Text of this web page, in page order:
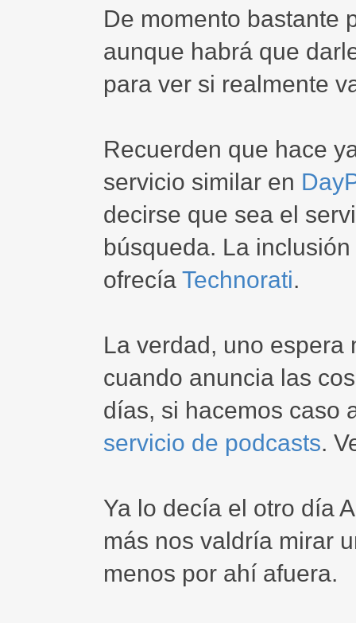
De momento bastante
aunque habrá que
para ver si realmente
Recuerden que hace
servicio similar en
decirse que sea el
búsqueda. La
ofrecía Technorati.
La verdad, uno espera
cuando anuncia las
días, si hacemos caso
servicio de podcasts.
Ya lo decía el otro día
más nos valdría mirar
menos por ahí afuera.